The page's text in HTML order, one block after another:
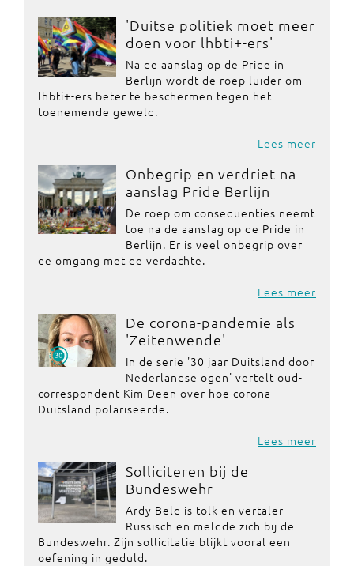
'Duitse politiek moet meer
doen voor lhbti+-ers'
Na de aanslag op de Pride in
Berlijn wordt de roep luider om
lhbti+-ers beter te beschermen tegen het
toenemende geweld.
Lees meer
Onbegrip en verdriet na
aanslag Pride Berlijn
De roep om consequenties neemt
toe na de aanslag op de Pride in
Berlijn. Er is veel onbegrip over
de omgang met de verdachte.
Lees meer
De corona-pandemie als
'Zeitenwende'
In de serie '30 jaar Duitsland door
Nederlandse ogen' vertelt oud-
correspondent Kim Deen over hoe corona
Duitsland polariseerde.
Lees meer
Solliciteren bij de
Bundeswehr
Ardy Beld is tolk en vertaler
Russisch en meldde zich bij de
Bundeswehr. Zijn sollicitatie blijkt vooral een
oefening in geduld.